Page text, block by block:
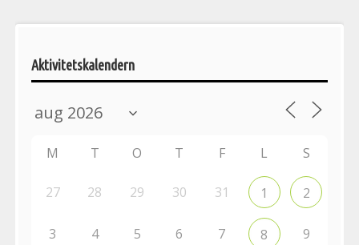
Aktivitetskalendern
M T O T F L S
27 28 29 30 31 1 2
3 4 5 6 7 8 9